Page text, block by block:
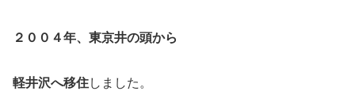
２００４年、東京井の頭から
軽井沢へ移住しました。